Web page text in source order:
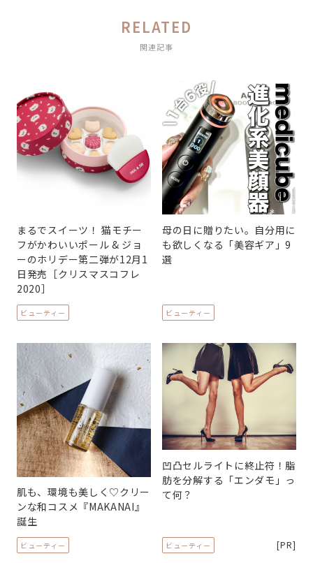
RELATED
関連記事
まるでスイーツ！ 猫モチー
フがかわいいポール & ジョ
ーのホリデー第二弾が12月1
日発売［クリスマスコフレ
2020］
ビューティー
母の日に贈りたい。自分用に
も欲しくなる「美容ギア」9
選
ビューティー
肌も、環境も美しく♡クリー
ンな和コスメ『MAKANAI』
誕生
ビューティー
凹凸セルライトに終止符！脂
肪を分解する「エンダモ」っ
て何？
ビューティー [PR]